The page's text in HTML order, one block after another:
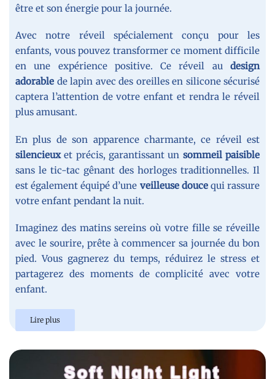
être et son énergie pour la journée.
Avec notre réveil spécialement conçu pour les
enfants, vous pouvez transformer ce moment difficile
en une expérience positive. Ce réveil au design
adorable de lapin avec des oreilles en silicone sécurisé
captera l’attention de votre enfant et rendra le réveil
plus amusant.
En plus de son apparence charmante, ce réveil est
silencieuxet précis, garantissant un sommeil paisible
sans le tic-tac gênant des horloges traditionnelles. Il
est également équipé d’une veilleuse doucequi rassure
votre enfant pendant la nuit.
Imaginez des matins sereins où votre fille se réveille
avec le sourire, prête à commencer sa journée du bon
pied. Vous gagnerez du temps, réduirez le stress et
partagerez des moments de complicité avec votre
enfant.
Lire plus